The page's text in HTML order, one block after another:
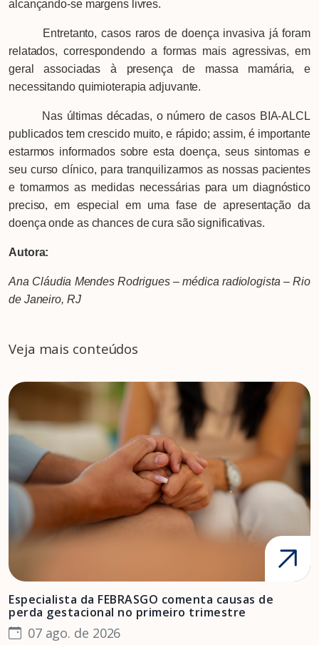
alcançando-se margens livres.
Entretanto, casos raros de doença invasiva já foram
relatados, correspondendo a formas mais agressivas, em
geral associadas à presença de massa mamária, e
necessitando quimioterapia adjuvante.
Nas últimas décadas, o número de casos BIA-ALCL
publicados tem crescido muito, e rápido; assim, é importante
estarmos informados sobre esta doença, seus sintomas e
seu curso clínico, para tranquilizarmos as nossas pacientes
e tomarmos as medidas necessárias para um diagnóstico
preciso, em especial em uma fase de apresentação da
doença onde as chances de cura são significativas.
Autora:
Ana Cláudia Mendes Rodrigues – médica radiologista – Rio
de Janeiro, RJ
Veja mais conteúdos
Especialista da FEBRASGO comenta causas de
perda gestacional no primeiro trimestre
07 ago. de 2026